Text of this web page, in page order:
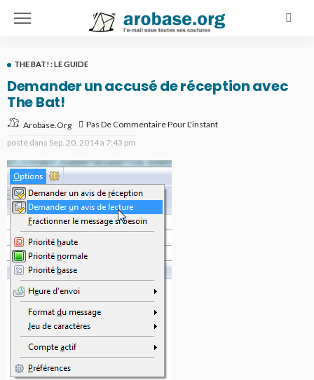
THE BAT! : LE GUIDE
Demander un accusé de réception avec
The Bat!
Arobase.org
Pas De Commentaire Pour L'instant
posté dans Sep. 20, 2014 à 7:43 pm